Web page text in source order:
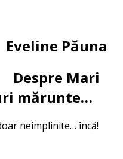
Eveline Păuna
Despre Mari
mărunte…
neîmplinite… încă!